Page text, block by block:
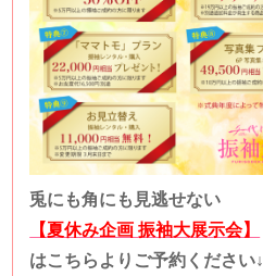
兎にも角にも見逃せない
【夏休み企画 振袖大展示会】
はこちらよりご予約ください↓